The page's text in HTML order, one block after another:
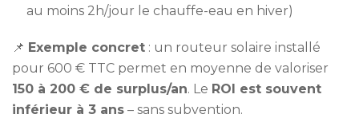
au moins 2h/jour le chauffe-eau en hiver)
📌 Exemple concret : un routeur solaire installé
pour 600 € TTC permet en moyenne de valoriser
150 à 200 € de surplus/an. Le ROI est souvent
inférieur à 3 ans – sans subvention.